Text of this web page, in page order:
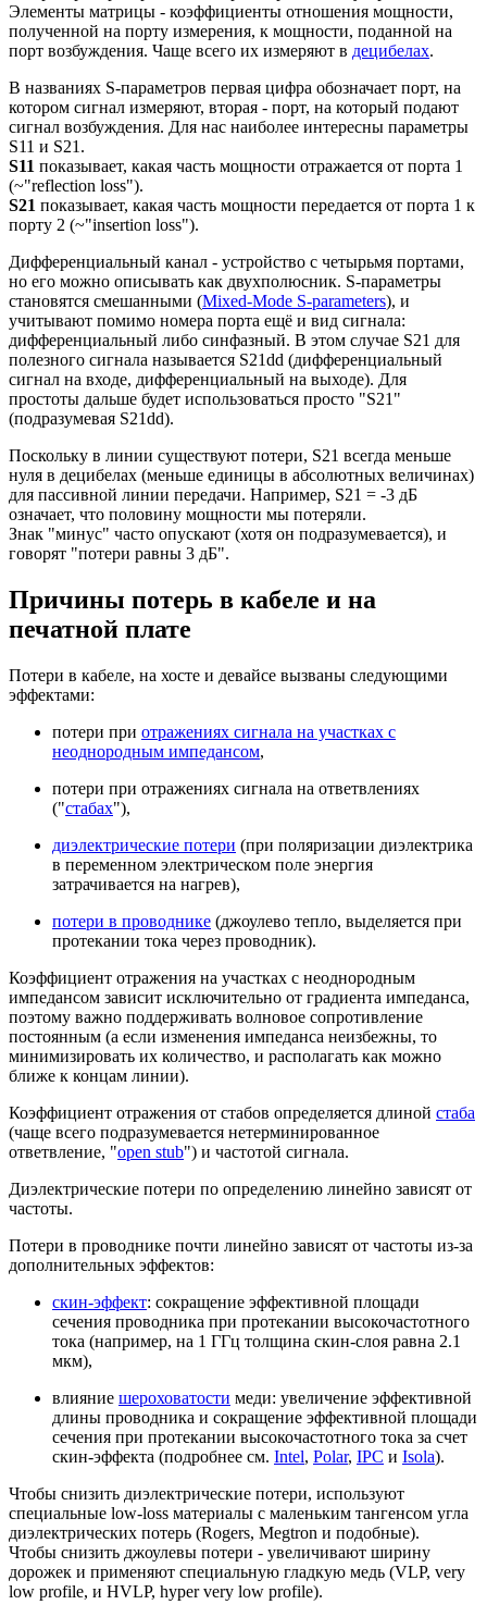
Элементы матрицы - коэффициенты отношения мощности,
полученной на порту измерения, к мощности, поданной на
порт возбуждения. Чаще всего их измеряют в децибелах.
В названиях S-параметров первая цифра обозначает порт, на
котором сигнал измеряют, вторая - порт, на который подают
сигнал возбуждения. Для нас наиболее интересны параметры
S11 и S21.
S11 показывает, какая часть мощности отражается от порта 1
(~"reflection loss").
S21 показывает, какая часть мощности передается от порта 1 к
порту 2 (~"insertion loss").
Дифференциальный канал - устройство с четырьмя портами,
но его можно описывать как двухполюсник. S-параметры
становятся смешанными (Mixed-Mode S-parameters), и
учитывают помимо номера порта ещё и вид сигнала:
дифференциальный либо синфазный. В этом случае S21 для
полезного сигнала называется S21dd (дифференциальный
сигнал на входе, дифференциальный на выходе). Для
простоты дальше будет использоваться просто "S21"
(подразумевая S21dd).
Поскольку в линии существуют потери, S21 всегда меньше
нуля в децибелах (меньше единицы в абсолютных величинах)
для пассивной линии передачи. Например, S21 = -3 дБ
означает, что половину мощности мы потеряли.
Знак "минус" часто опускают (хотя он подразумевается), и
говорят "потери равны 3 дБ".
Причины потерь в кабеле и на
печатной плате
Потери в кабеле, на хосте и девайсе вызваны следующими
эффектами:
потери при отражениях сигнала на участках с
неоднородным импедансом,
потери при отражениях сигнала на ответвлениях
("стабах"),
диэлектрические потери (при поляризации диэлектрика
в переменном электрическом поле энергия
затрачивается на нагрев),
потери в проводнике (джоулево тепло, выделяется при
протекании тока через проводник).
Коэффициент отражения на участках с неоднородным
импедансом зависит исключительно от градиента импеданса,
поэтому важно поддерживать волновое сопротивление
постоянным (а если изменения импеданса неизбежны, то
минимизировать их количество, и располагать как можно
ближе к концам линии).
Коэффициент отражения от стабов определяется длиной стаба
(чаще всего подразумевается нетерминированное
ответвление, "open stub") и частотой сигнала.
Диэлектрические потери по определению линейно зависят от
частоты.
Потери в проводнике почти линейно зависят от частоты из-за
дополнительных эффектов:
скин-эффект: сокращение эффективной площади
сечения проводника при протекании высокочастотного
тока (например, на 1 ГГц толщина скин-слоя равна 2.1
мкм),
влияние шероховатости меди: увеличение эффективной
длины проводника и сокращение эффективной площади
сечения при протекании высокочастотного тока за счет
скин-эффекта (подробнее см. Intel, Polar, IPC и Isola).
Чтобы снизить диэлектрические потери, используют
специальные low-loss материалы с маленьким тангенсом угла
диэлектрических потерь (Rogers, Megtron и подобные).
Чтобы снизить джоулевы потери - увеличивают ширину
дорожек и применяют специальную гладкую медь (VLP, very
low profile, и HVLP, hyper very low profile).